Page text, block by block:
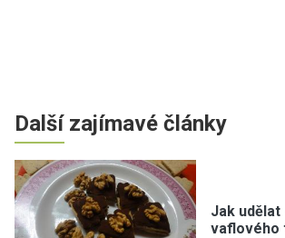
Další zajímavé články
Jak
vaflového